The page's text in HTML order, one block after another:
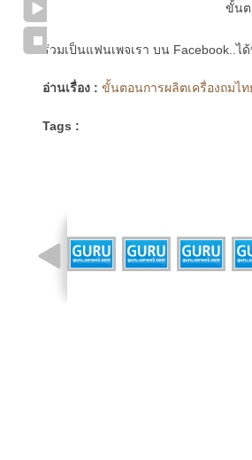
ขั้นต
ร่วมเป็นแฟนเพจเรา บน Facebook..ไ
อ่านเรื่อง : ขั้นตอนการผลิตเครื่องถมไ
Tags :